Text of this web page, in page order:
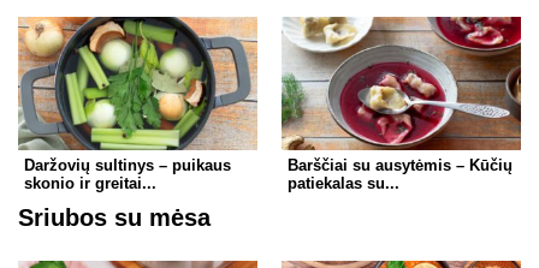
Daržovių sultinys – puikaus
skonio ir greitai...
Barščiai su ausytėmis – Kūčių
patiekalas su...
Sriubos su mėsa